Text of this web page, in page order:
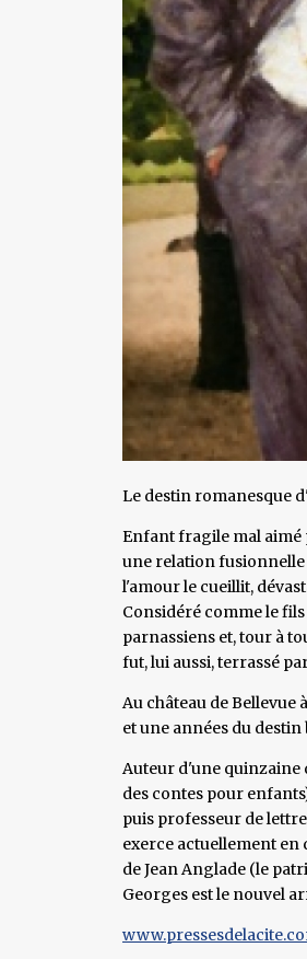
Le destin romanesque
Enfant fragile mal aimé
une relation
l'amour le cueillit,
Considéré comme le
parnassiens et, tour à
fut, lui aussi, terrassé
Au château de Bellevue
et une années du
Auteur d'une quinzaine
des contes pour
puis professeur de
exerce actuellement en
de Jean Anglade (le
Georges est le nouvel